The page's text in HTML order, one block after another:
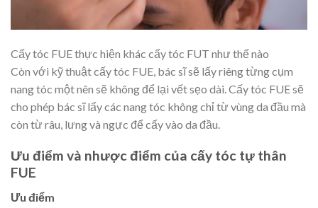
Cấy tóc FUE thực hiện khác cấy tóc FUT như thế nào
Còn với kỹ thuật cấy tóc FUE, bác sĩ sẽ lấy riêng từng cụm
nang tóc một nên sẽ không để lại vết sẹo dài. Cấy tóc FUE sẽ
cho phép bác sĩ lấy các nang tóc không chỉ từ vùng da đầu mà
còn từ râu, lưng và ngực để cấy vào da đầu.
Ưu điểm và nhược điểm của cấy tóc tự thân
FUE
Ưu điểm